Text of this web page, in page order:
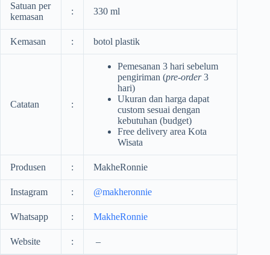
Satuan per
kemasan
: 330 ml
Kemasan : botol plastik
Catatan :
Pemesanan 3 hari sebelum
pengiriman (pre-order3
hari)
Ukuran dan harga dapat
custom sesuai dengan
kebutuhan (budget)
Free delivery area Kota
Wisata
Produsen : MakheRonnie
Instagram : @makheronnie
Whatsapp : MakheRonnie
Website :
–